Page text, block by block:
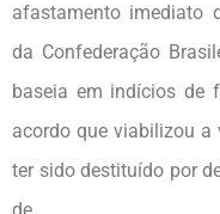
afastamento imediato
da Confederação
baseia em indícios de
acordo que viabilizou a
ter sido destituído por